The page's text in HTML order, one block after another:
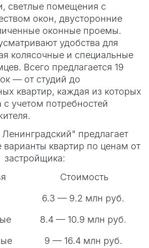
светлые помещения с
окон, двусторонние
оконные проемы.
удобства для
колясочные и специальные
Всего предлагается 19
— от студий до
квартир, каждая из которых
с учетом потребностей
предлагает
квартир по ценам от
застройщика:
Стоимость
6.3 — 9.2 млн руб.
8.4 — 10.9 млн руб.
9 — 16.4 млн руб.